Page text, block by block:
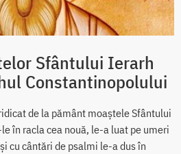
Sfântului Ierarh
Constantinopolului
de la pământ moaștele Sfântului
în racla cea nouă, le-a luat pe umeri
cu cântări de psalmi le-a dus în